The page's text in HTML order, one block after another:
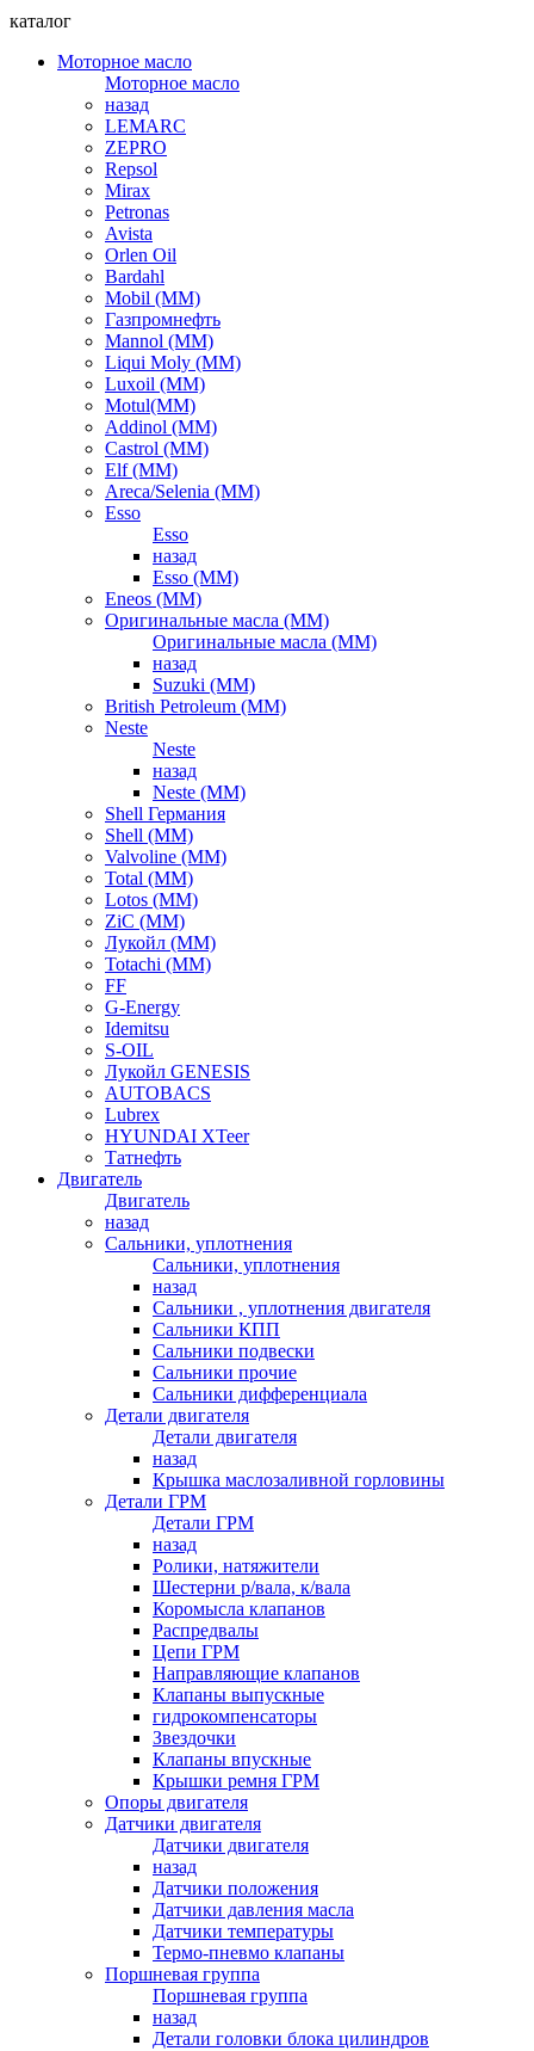
каталог
Моторное масло
Моторное масло
назад
LEMARC
ZEPRO
Repsol
Mirax
Petronas
Avista
Orlen Oil
Bardahl
Mobil (ММ)
Газпромнефть
Mannol (ММ)
Liqui Moly (ММ)
Luxoil (ММ)
Motul(ММ)
Addinol (ММ)
Castrol (ММ)
Elf (ММ)
Areca/Selenia (ММ)
Esso
Esso
назад
Esso (ММ)
Eneos (ММ)
Оригинальные масла (ММ)
Оригинальные масла (ММ)
назад
Suzuki (ММ)
British Petroleum (ММ)
Neste
Neste
назад
Neste (ММ)
Shell Германия
Shell (ММ)
Valvoline (ММ)
Total (ММ)
Lotos (ММ)
ZiC (ММ)
Лукойл (ММ)
Totachi (MM)
FF
G-Energy
Idemitsu
S-OIL
Лукойл GENESIS
AUTOBACS
Lubrex
HYUNDAI XTeer
Татнефть
Двигатель
Двигатель
назад
Сальники, уплотнения
Сальники, уплотнения
назад
Сальники , уплотнения двигателя
Сальники КПП
Сальники подвески
Сальники прочие
Сальники дифференциала
Детали двигателя
Детали двигателя
назад
Крышка маслозаливной горловины
Детали ГРМ
Детали ГРМ
назад
Ролики, натяжители
Шестерни р/вала, к/вала
Коромысла клапанов
Распредвалы
Цепи ГРМ
Направляющие клапанов
Клапаны выпускные
гидрокомпенсаторы
Звездочки
Клапаны впускные
Крышки ремня ГРМ
Опоры двигателя
Датчики двигателя
Датчики двигателя
назад
Датчики положения
Датчики давления масла
Датчики температуры
Термо-пневмо клапаны
Поршневая группа
Поршневая группа
назад
Детали головки блока цилиндров